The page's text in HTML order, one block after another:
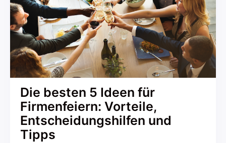
und worauf sollte geachtet werden?
Die besten 5 Ideen für
Firmenfeiern: Vorteile,
Entscheidungshilfen und
Tipps